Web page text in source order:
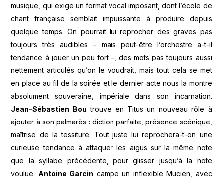
musique, qui exige un format vocal imposant, dont l’école de
chant française semblait impuissante à produire depuis
quelque temps. On pourrait lui reprocher des graves pas
toujours très audibles – mais peut-être l’orchestre a-t-il
tendance à jouer un peu fort –, des mots pas toujours aussi
nettement articulés qu’on le voudrait, mais tout cela se met
en place au fil de la soirée et le dernier acte nous la montre
absolument souveraine, impériale dans son incarnation.
Jean-Sébastien Bou trouve en Titus un nouveau rôle à
ajouter à son palmarès : diction parfaite, présence scénique,
maîtrise de la tessiture. Tout juste lui reprochera-t-on une
curieuse tendance à attaquer les aigus sur la même note
que la syllabe précédente, pour glisser jusqu’à la note
voulue. Antoine Garcin campe un inflexible Mucien, avec